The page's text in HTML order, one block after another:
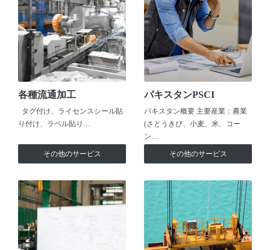
各種流通加工
タグ付け、ライセンスシール貼
り付け、ラベル貼り…
その他のサービス
パキスタンPSCI
パキスタン概要 主要産業：農業
(さとうきび、小麦、米、コー
ン…
その他のサービス